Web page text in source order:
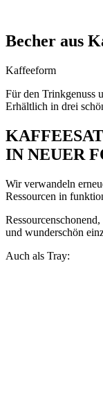
Becher aus
Kaffeeform
Für den Trinkgenuss
Erhältlich in drei
IN NEUER
Wir verwandeln
Ressourcen in
und wunderschön
Auch als Tray: